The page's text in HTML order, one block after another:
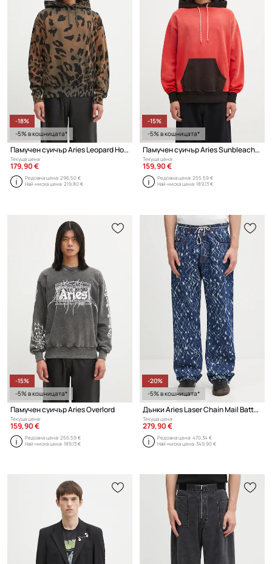
-18%
-5% в кошницата*
Памучен суичър Aries Leopard Hoodie
Текуща цена:
179,90 €
Редовна цена:296,50 €
Най-ниска цена:219,80 €
-15%
-5% в кошницата*
Памучен суичър Aries Sunbleached Premium Temple
Текуща цена:
159,90 €
Редовна цена:255,59 €
Най-ниска цена:189,13 €
-15%
-5% в кошницата*
Памучен суичър Aries Overlord
Текуща цена:
159,90 €
Редовна цена:255,59 €
Най-ниска цена:189,13 €
-20%
-5% в кошницата*
Дънки Aries Laser Chain Mail Batten
Текуща цена:
279,90 €
Редовна цена:470,34 €
Най-ниска цена:349,90 €